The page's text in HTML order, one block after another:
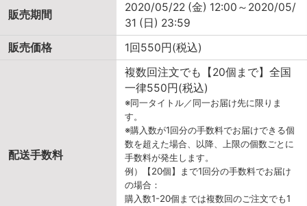
販売期間
2020/05/22 (金) 12:00～2020/05/
31 (日) 23:59
販売価格
1回550円(税込)
配送手数料
複数回注文でも【20個まで】全国
一律550円(税込)
※同一タイトル／同一お届け先に限りま
す。
※購入数が1回分の手数料でお届けできる個
数を超えた場合、以降、上限の個数ごとに
手数料が発生します。
例）【20個】まで1回分の手数料でお届け
の場合：
購入数1-20個までは複数回のご注文でも1